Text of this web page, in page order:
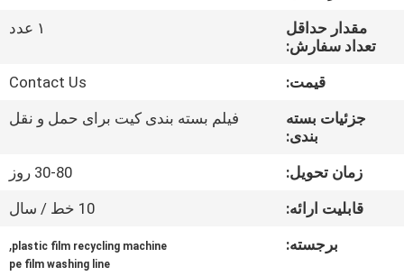
کارخانه
کنترل
کیفیت
مقدار حداقل
تعداد سفارش:
۱ عدد
قیمت:
Contact Us
جزئیات بسته
بندی:
فیلم بسته بندی کیت برای حمل و نقل
زمان تحویل:
30-80 روز
قابلیت ارائه:
10 خط / سال
برجسته:
plastic film recycling machine
,
pe film washing line